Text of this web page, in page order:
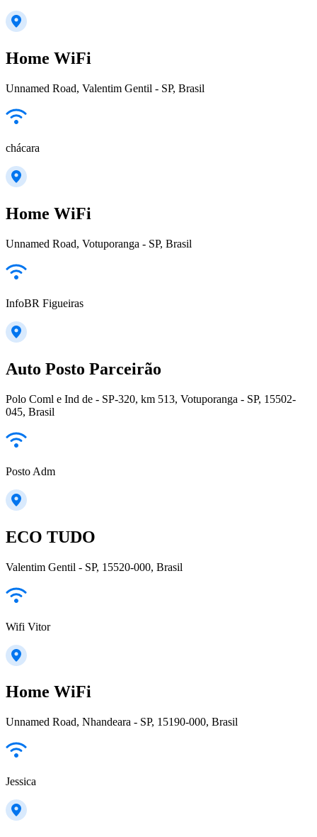
Home WiFi
Unnamed Road, Valentim Gentil - SP, Brasil
chácara
Home WiFi
Unnamed Road, Votuporanga - SP, Brasil
InfoBR Figueiras
Auto Posto Parceirão
Polo Coml e Ind de - SP-320, km 513, Votuporanga - SP, 15502-
045, Brasil
Posto Adm
ECO TUDO
Valentim Gentil - SP, 15520-000, Brasil
Wifi Vitor
Home WiFi
Unnamed Road, Nhandeara - SP, 15190-000, Brasil
Jessica